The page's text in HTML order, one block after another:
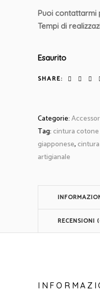
Puoi contattarmi
Tempi di
Esaurito
SHARE:
Categorie:
Tag:cintura
giapponese,
artigianale
RECENSIONI